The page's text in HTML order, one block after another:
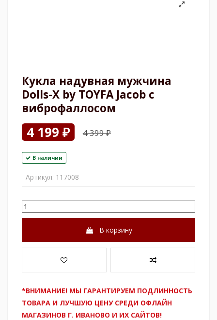
Кукла надувная мужчина
Dolls-X by TOYFA Jacob с
виброфаллосом
4 199 ₽ 4 399 ₽
В наличии
Артикул: 117008
В корзину
*ВНИМАНИЕ! МЫ ГАРАНТИРУЕМ ПОДЛИННОСТЬ
ТОВАРА И ЛУЧШУЮ ЦЕНУ СРЕДИ ОФЛАЙН
МАГАЗИНОВ Г. ИВАНОВО И ИХ САЙТОВ!